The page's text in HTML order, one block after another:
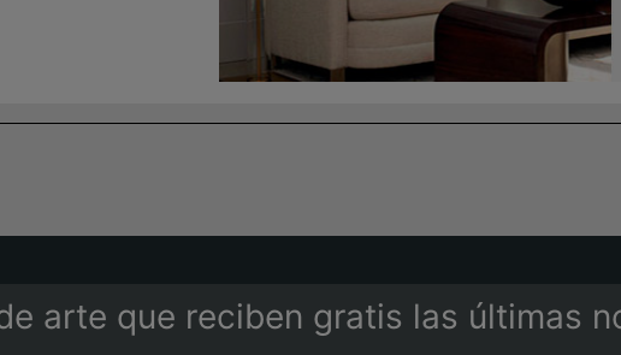
arte que reciben gratis las últimas